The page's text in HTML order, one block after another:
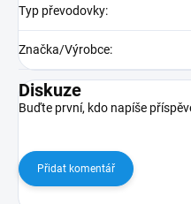
Typ převodovky:
Značka/Výrobce:
Diskuze
Buďte první, kdo napíše
Přidat komentář